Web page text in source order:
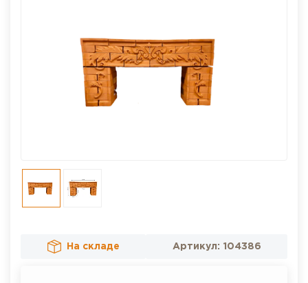
На складе Артикул: 104386